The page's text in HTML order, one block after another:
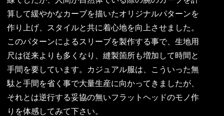
算して緩やかなカーブを描いたオリジナルパターンを
作り上げ、スタイルと共に着心地を向上させました。
このパターンによるスリーブを製作する事で、生地用
尺は従来よりも多くなり、縫製箇所も増加して時間と
手間を要しています。カジュアル服は、こういった無
駄と手間を省く事で大量生産に向かってきましたが、
それとは逆行する妥協の無いフラットヘッドのモノ作
りを体感してみて下さい。